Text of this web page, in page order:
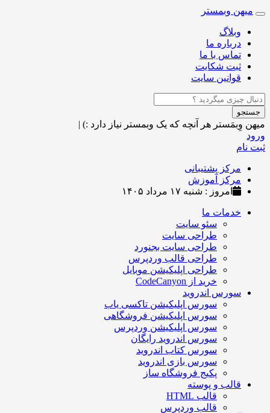
Toggle
navigation
میهن وبمستر
وبلاگ
درباره ما
تماس با ما
ثبت شکایت
قوانین سایت
جستجو
میهن وِبمَستر هر آنچه که یک وبمستر نیاز دارد :) |
ورود
ثبت نام
مرکز پشتیبانی
مرکز آموزش
امروز : شنبه ۱۷ مرداد ۱۴۰۵
خدمات ما
سئو سایت
طراحی سایت
طراحی سایت بجنورد
طراحی قالب وردپرس
طراحی اپلیکیشن موبایل
خرید از CodeCanyon
سورس اندروید
سورس اپلیکیشن تاکسی یاب
سورس اپلیکیشن فروشگاهی
سورس اپلیکیشن وردپرس
سورس اندروید رایگان
سورس کتاب اندروید
سورس بازی اندروید
پکیج فروشگاه ساز
قالب و پوسته
قالب HTML
قالب وردپرس